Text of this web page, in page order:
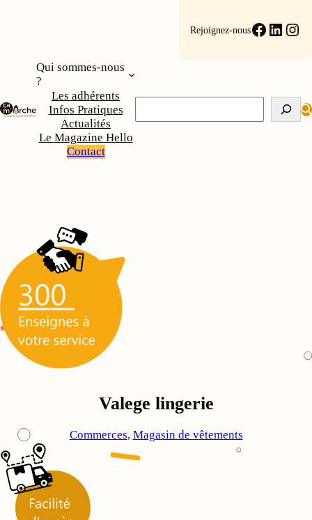
Rejoignez-nous
Qui sommes-nous
?
Les adhérents
Infos Pratiques
Actualités
Le Magazine Hello
Contact
Valege lingerie
Commerces, Magasin de vêtements